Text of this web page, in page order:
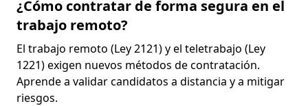
¿Cómo contratar de forma segura en el
trabajo remoto?
El trabajo remoto (Ley 2121) y el teletrabajo (Ley
1221) exigen nuevos métodos de contratación.
Aprende a validar candidatos a distancia y a mitigar
riesgos.